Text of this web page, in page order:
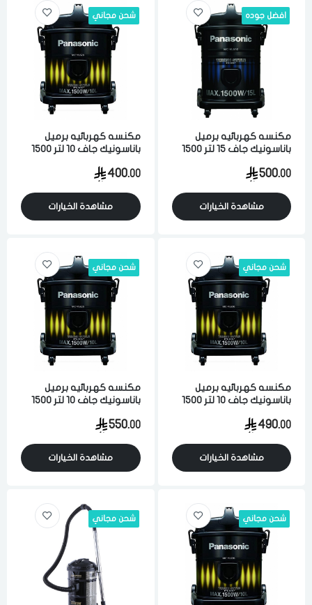
افضل جوده
مكنسه كهربائيه برميل
باناسونيك جاف 15 لتر 1500
والسوائل اسود ماليزي
500.00
مشاهدة الخيارات
شحن مجاني
مكنسه كهربائيه برميل
باناسونيك جاف 10 لتر 1500
والسوائل اسود ماليزي
400.00
مشاهدة الخيارات
شحن مجاني
مكنسه كهربائيه برميل
باناسونيك جاف 10 لتر 1500
والسوائل اسود ماليزي
490.00
مشاهدة الخيارات
شحن مجاني
مكنسه كهربائيه برميل
باناسونيك جاف 10 لتر 1500
والسوائل اسود ماليزي
550.00
مشاهدة الخيارات
شحن مجاني شحن مجاني